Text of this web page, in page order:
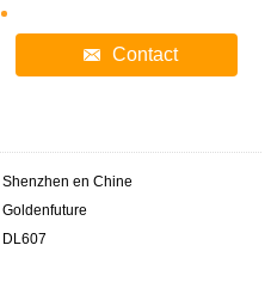
Contact
Shenzhen en Chine
Goldenfuture
DL607